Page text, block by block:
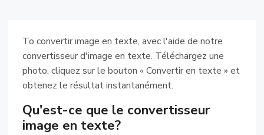
To convertir image en texte, avec l'aide de notre
convertisseur d'image en texte. Téléchargez une
photo, cliquez sur le bouton « Convertir en texte » et
obtenez le résultat instantanément.
Qu'est-ce que le convertisseur
image en texte?